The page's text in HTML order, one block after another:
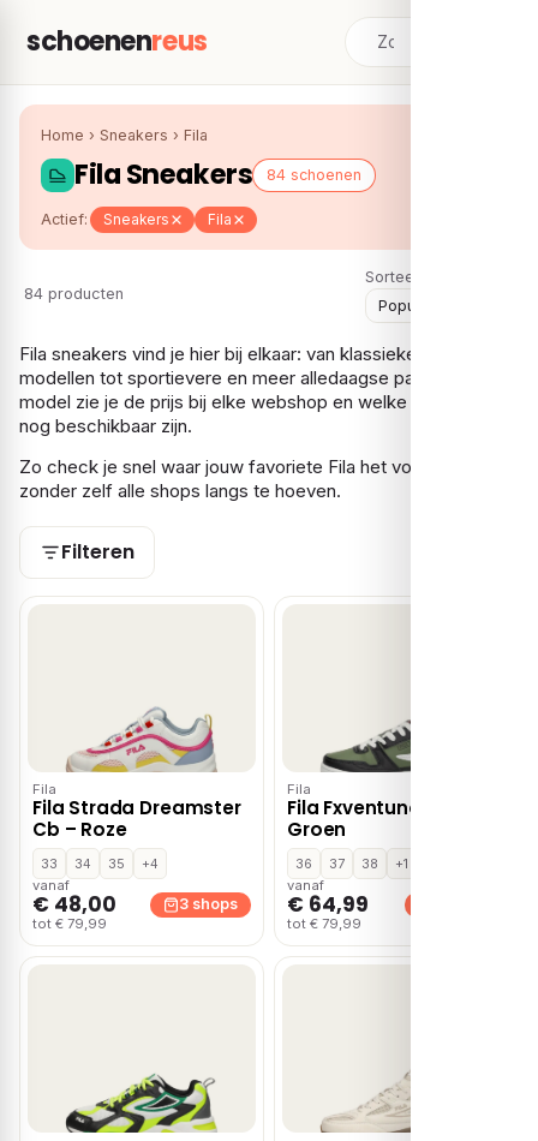
schoenenreus
Home › Sneakers › Fila
Fila Sneakers 84 schoenen
Actief: Sneakers Fila
84 producten
Sorteer:
Fila sneakers vind je hier bij elkaar: van klassieke chunky
modellen tot sportievere en meer alledaagse paren. Per
model zie je de prijs bij elke webshop en welke maten er
nog beschikbaar zijn.
Zo check je snel waar jouw favoriete Fila het voordeligst is,
zonder zelf alle shops langs te hoeven.
Filteren
Fila
Fila Strada Dreamster
Cb – Roze
33 34 35
+4
vanaf
€ 48,00
tot € 79,99
3 shops
Fila
Fila Fxventuno Teens –
Groen
36 37 38
+1
vanaf
€ 64,99
tot € 79,99